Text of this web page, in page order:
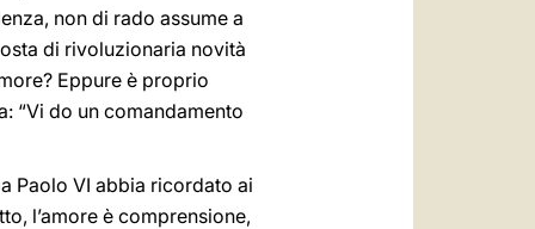
non di rado assume a
di rivoluzionaria novità
Eppure è proprio
“Vi do un comandamento
Paolo VI abbia ricordato ai
l’amore è comprensione,